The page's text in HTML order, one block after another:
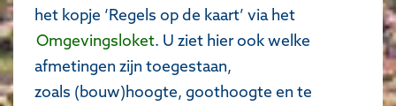
het kopje ‘Regels op de kaart’ via het
Omgevingsloket. U ziet hier ook welke
afmetingen zijn toegestaan,
zoals (bouw)hoogte, goothoogte en te